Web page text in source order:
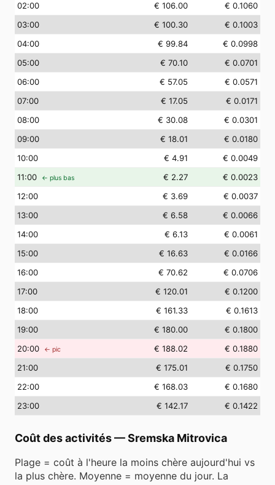
02:00 € 106.00
€ 0.1060
03:00 € 100.30
€ 0.1003
04:00 € 99.84
€ 0.0998
05:00 € 70.10
€ 0.0701
06:00 € 57.05
€ 0.0571
07:00 € 17.05
€ 0.0171
08:00 € 30.08
€ 0.0301
09:00 € 18.01
€ 0.0180
10:00 € 4.91
€ 0.0049
11:00 ← plus bas € 2.27
€ 0.0023
12:00 € 3.69
€ 0.0037
13:00 € 6.58
€ 0.0066
14:00 € 6.13
€ 0.0061
15:00 € 16.63
€ 0.0166
16:00 € 70.62
€ 0.0706
17:00 € 120.01
€ 0.1200
18:00 € 161.33
€ 0.1613
19:00 € 180.00
€ 0.1800
20:00 ← pic € 188.02
€ 0.1880
21:00 € 175.01
€ 0.1750
22:00 € 168.03
€ 0.1680
23:00 € 142.17 € 0.1422
Coût des activités—Sremska Mitrovica
Plage = coût à l'heure la moins chère aujourd'hui vs
la plus chère. Moyenne = moyenne du jour. La